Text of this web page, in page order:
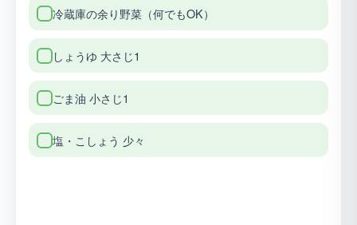
冷蔵庫の余り野菜（何でもOK）
しょうゆ 大さじ1
ごま油 小さじ1
塩・こしょう 少々